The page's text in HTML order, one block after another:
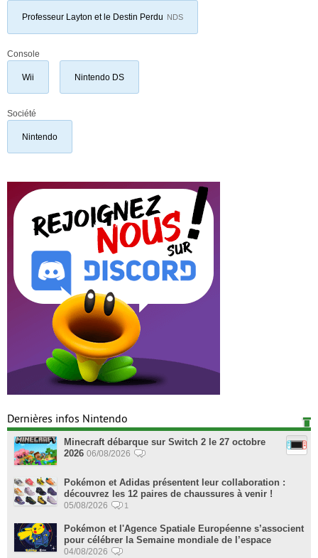
Professeur Layton et le Destin Perdu NDS
Console
Wii Nintendo DS
Société
Nintendo
Dernières infos Nintendo
Minecraft débarque sur Switch 2 le 27 octobre
2026 06/08/2026
Pokémon et Adidas présentent leur collaboration :
découvrez les 12 paires de chaussures à venir !
05/08/2026 1
Pokémon et l'Agence Spatiale Européenne s’associent
pour célébrer la Semaine mondiale de l’espace
04/08/2026